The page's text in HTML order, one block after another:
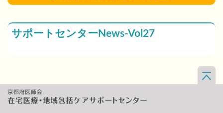
サポートセンターNews-Vol27